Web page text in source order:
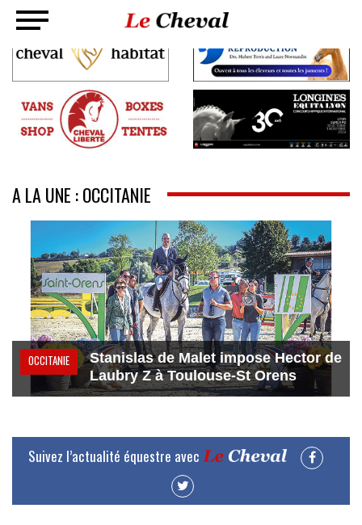
A LA UNE : OCCITANIE
OCCITANIE
Stanislas de Malet impose Hector de
Laubry Z à Toulouse-St Orens
Suivez l’actualité équestre avec